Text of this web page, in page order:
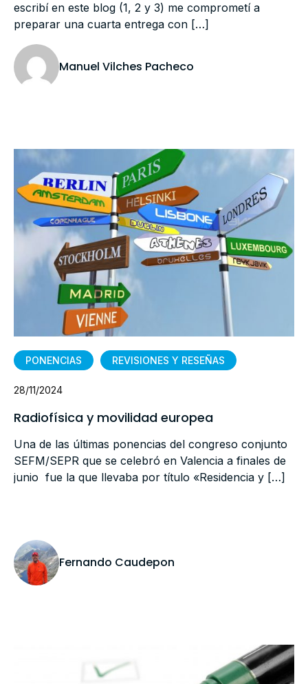
escribí en este blog (1, 2 y 3) me comprometí a
preparar una cuarta entrega con […]
Manuel Vilches Pacheco
PONENCIAS REVISIONES Y RESEÑAS
28/11/2024
Radiofísica y movilidad europea
Una de las últimas ponencias del congreso conjunto
SEFM/SEPR que se celebró en Valencia a finales de
junio fue la que llevaba por título «Residencia y […]
Fernando Caudepon